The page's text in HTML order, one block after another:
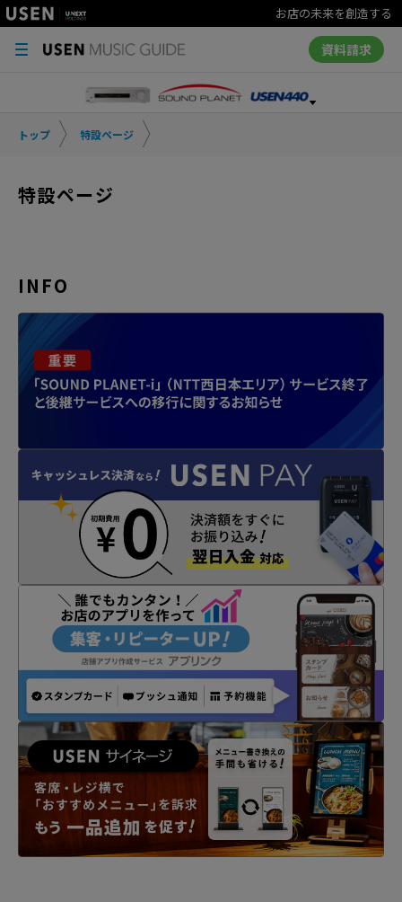
お店の未来を創造する
資料請求
トップ 特設ページ
特設ページ
INFO